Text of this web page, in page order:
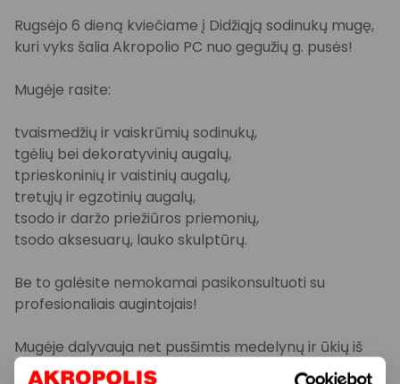
Rugsėjo 6 dieną kviečiame į Didžiąją sodinukų mugę,
kuri vyks šalia Akropolio PC nuo gegužių g. pusės!
Mugėje rasite:
tvaismedžių ir vaiskrūmių sodinukų,
tgėlių bei dekoratyvinių augalų,
tprieskoninių ir vaistinių augalų,
tretųjų ir egzotinių augalų,
tsodo ir daržo priežiūros priemonių,
tsodo aksesuarų, lauko skulptūrų.
Be to galėsite nemokamai pasikonsultuoti su
profesionaliais augintojais!
Mugėje dalyvauja net pusšimtis medelynų ir ūkių iš
visos Lietuvos, tad asortimentas – itin platus!